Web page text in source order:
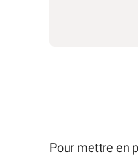
Pour mettre en